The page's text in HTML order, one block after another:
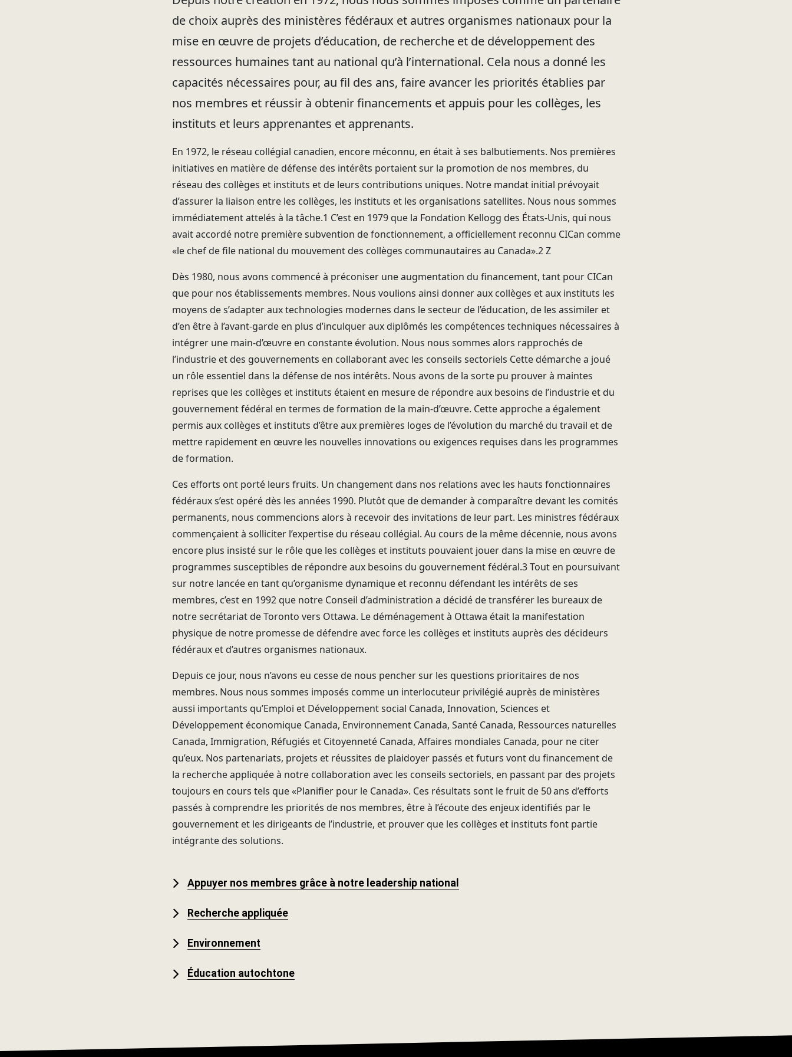
de choix auprès des ministères fédéraux et autres organismes nationaux pour la
mise en œuvre de projets d’éducation, de recherche et de développement des
ressources humaines tant au national qu’à l’international. Cela nous a donné les
capacités nécessaires pour, au fil des ans, faire avancer les priorités établies par
nos membres et réussir à obtenir financements et appuis pour les collèges, les
instituts et leurs apprenantes et apprenants.
En 1972, le réseau collégial canadien, encore méconnu, en était à ses balbutiements. Nos premières
initiatives en matière de défense des intérêts portaient sur la promotion de nos membres, du
réseau des collèges et instituts et de leurs contributions uniques. Notre mandat initial prévoyait
d’assurer la liaison entre les collèges, les instituts et les organisations satellites. Nous nous sommes
immédiatement attelés à la tâche.1 C’est en 1979 que la Fondation Kellogg des États-Unis, qui nous
avait accordé notre première subvention de fonctionnement, a officiellement reconnu CICan comme
«le chef de file national du mouvement des collèges communautaires au Canada».2 Z
Dès 1980, nous avons commencé à préconiser une augmentation du financement, tant pour CICan
que pour nos établissements membres. Nous voulions ainsi donner aux collèges et aux instituts les
moyens de s’adapter aux technologies modernes dans le secteur de l’éducation, de les assimiler et
d’en être à l’avant-garde en plus d’inculquer aux diplômés les compétences techniques nécessaires à
intégrer une main-d’œuvre en constante évolution. Nous nous sommes alors rapprochés de
l’industrie et des gouvernements en collaborant avec les conseils sectoriels Cette démarche a joué
un rôle essentiel dans la défense de nos intérêts. Nous avons de la sorte pu prouver à maintes
reprises que les collèges et instituts étaient en mesure de répondre aux besoins de l’industrie et du
gouvernement fédéral en termes de formation de la main-d’œuvre. Cette approche a également
permis aux collèges et instituts d’être aux premières loges de l’évolution du marché du travail et de
mettre rapidement en œuvre les nouvelles innovations ou exigences requises dans les programmes
de formation.
Ces efforts ont porté leurs fruits. Un changement dans nos relations avec les hauts fonctionnaires
fédéraux s’est opéré dès les années 1990. Plutôt que de demander à comparaître devant les comités
permanents, nous commencions alors à recevoir des invitations de leur part. Les ministres fédéraux
commençaient à solliciter l’expertise du réseau collégial. Au cours de la même décennie, nous avons
encore plus insisté sur le rôle que les collèges et instituts pouvaient jouer dans la mise en œuvre de
programmes susceptibles de répondre aux besoins du gouvernement fédéral.3 Tout en poursuivant
sur notre lancée en tant qu’organisme dynamique et reconnu défendant les intérêts de ses
membres, c’est en 1992 que notre Conseil d’administration a décidé de transférer les bureaux de
notre secrétariat de Toronto vers Ottawa. Le déménagement à Ottawa était la manifestation
physique de notre promesse de défendre avec force les collèges et instituts auprès des décideurs
fédéraux et d’autres organismes nationaux.
Depuis ce jour, nous n’avons eu cesse de nous pencher sur les questions prioritaires de nos
membres. Nous nous sommes imposés comme un interlocuteur privilégié auprès de ministères
aussi importants qu’Emploi et Développement social Canada, Innovation, Sciences et
Développement économique Canada, Environnement Canada, Santé Canada, Ressources naturelles
Canada, Immigration, Réfugiés et Citoyenneté Canada, Affaires mondiales Canada, pour ne citer
qu’eux. Nos partenariats, projets et réussites de plaidoyer passés et futurs vont du financement de
la recherche appliquée à notre collaboration avec les conseils sectoriels, en passant par des projets
toujours en cours tels que «Planifier pour le Canada». Ces résultats sont le fruit de 50 ans d’efforts
passés à comprendre les priorités de nos membres, être à l’écoute des enjeux identifiés par le
gouvernement et les dirigeants de l’industrie, et prouver que les collèges et instituts font partie
intégrante des solutions.
Appuyer nos membres grâce à notre leadership national
Recherche appliquée
Environnement
Éducation autochtone